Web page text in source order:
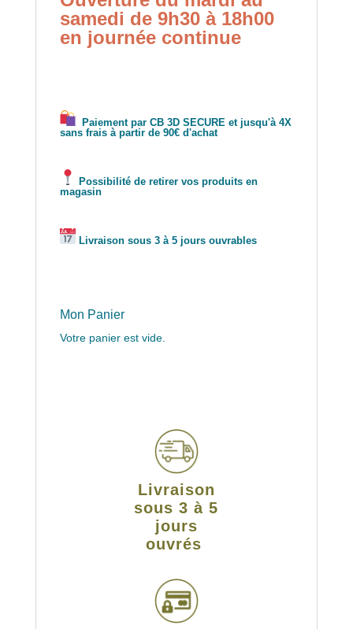
samedi de 9h30 à 18h00
en journée continue
Paiement par CB 3D SECURE et jusqu'à 4X
sans frais à partir de 90€ d'achat
Possibilité de retirer vos produits en
magasin
Livraison sous 3 à 5 jours ouvrables
Mon Panier
Votre panier est vide.
Livraison
sous 3 à 5
jours
ouvrés